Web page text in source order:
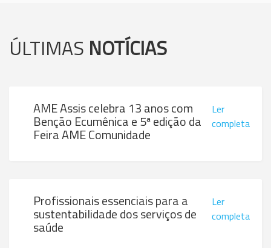
ÚLTIMAS NOTÍCIAS
AME Assis celebra 13 anos com
Benção Ecumênica e 5ª edição da
Feira AME Comunidade
Ler
completa
Profissionais essenciais para a
sustentabilidade dos serviços de
saúde
Ler
completa